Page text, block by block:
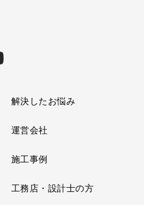
解決したお悩み
運営会社
施工事例
工務店・設計士の方